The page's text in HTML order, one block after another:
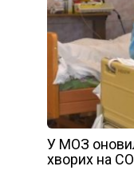
У МОЗ
хворих на